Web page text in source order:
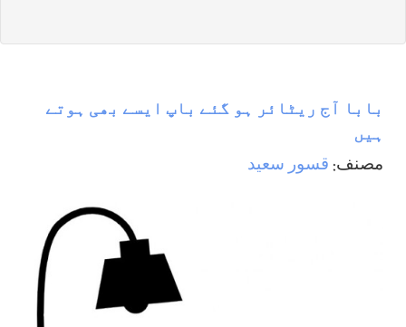
بابا آج ريٹائر ہو گئے باپ ایسے بھی ہوتے
ہیں
مصنف: قسور سعيد